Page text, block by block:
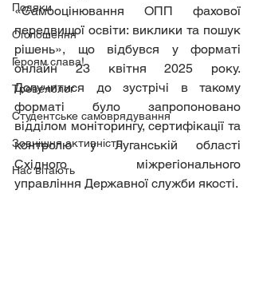
Подяки
Оголошення
Героям слава!
Тревелблог
Студентське самоврядування
Зовнішня активність
Нас вітають
«Самооцінювання ОПП фахової
передвищої освіти: виклики та пошук
рішень», що відбувся у форматі
онлайн 23 квітня 2025 року.
Долучитися до зустрічі в такому
форматі було запропоновано
відділом моніторингу, сертифікації та
контролю у Луганській області
Східного міжрегіонального
управління Державної служби якості.